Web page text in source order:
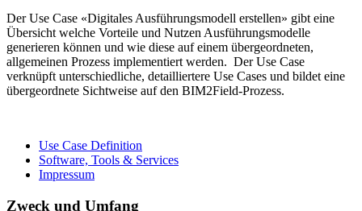
Der Use Case «Digitales Ausführungsmodell erstellen» gibt eine
Übersicht welche Vorteile und Nutzen Ausführungsmodelle
generieren können und wie diese auf einem übergeordneten,
allgemeinen Prozess implementiert werden. Der Use Case
verknüpft unterschiedliche, detailliertere Use Cases und bildet eine
übergeordnete Sichtweise auf den BIM2Field-Prozess.​
Use Case Definition
Software, Tools & Services
Impressum
Zweck und Umfang